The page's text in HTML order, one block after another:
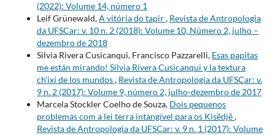
(2022): Volume 14, número 1
Leif Grünewald,A vitória do tapir, Revista de Antropologia
da UFSCar: v. 10 n. 2 (2018): Volume 10, Número 2, julho –
dezembro de 2018
Silvia Rivera Cusicanqui, Francisco Pazzarelli, Esas papitas
me están mirando! Silvia Rivera Cusicanqui y la textura
ch’ixi de los mundos, Revista de Antropologia da UFSCar: v.
9 n. 2 (2017): Volume 9, número 2, julho-dezembro de 2017
Marcela Stockler Coelho de Souza, Dois pequenos
problemas com a lei terra intangível para os Kisêdjê,
Revista de Antropologia da UFSCar: v. 9 n. 1 (2017): Volume